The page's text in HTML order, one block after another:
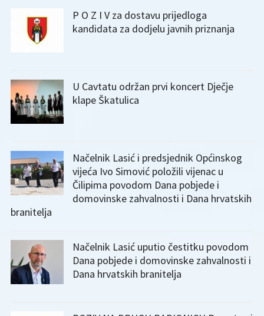
P O Z I V za dostavu prijedloga
kandidata za dodjelu javnih priznanja
U Cavtatu održan prvi koncert Dječje
klape Škatulica
Načelnik Lasić i predsjednik Općinskog
vijeća Ivo Simović položili vijenac u
Čilipima povodom Dana pobjede i
domovinske zahvalnosti i Dana hrvatskih
branitelja
Načelnik Lasić uputio čestitku povodom
Dana pobjede i domovinske zahvalnosti i
Dana hrvatskih branitelja